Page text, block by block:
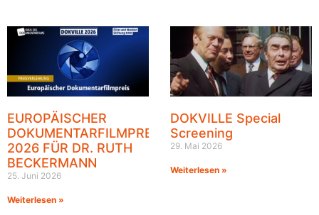
EUROPÄISCHER
DOKUMENTARFILMPREIS
2026 FÜR DR. RUTH
BECKERMANN
25. Juni 2026
Weiterlesen »
DOKVILLE Special
Screening
29. Mai 2026
Weiterlesen »